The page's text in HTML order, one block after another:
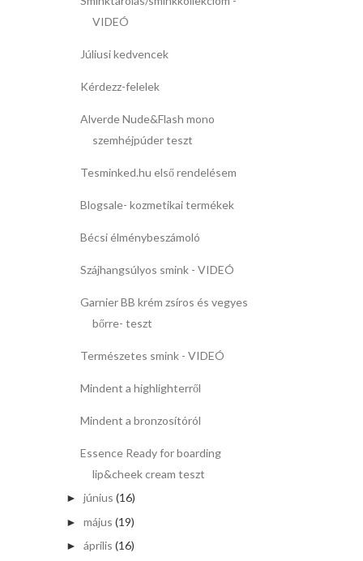
VIDEÓ
Júliusi kedvencek
Kérdezz-felelek
Alverde Nude&Flash mono
szemhéjpúder teszt
Tesminked.hu első rendelésem
Blogsale- kozmetikai termékek
Bécsi élménybeszámoló
Szájhangsúlyos smink - VIDEÓ
Garnier BB krém zsíros és vegyes
bőrre- teszt
Természetes smink - VIDEÓ
Mindent a highlighterről
Mindent a bronzosítóról
Essence Ready for boarding
lip&cheek cream teszt
► június (16)
► május (19)
► április (16)